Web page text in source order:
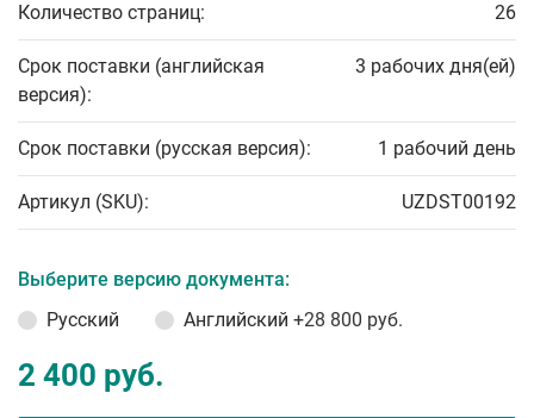
Количество страниц: 26
Срок поставки (английская
версия):
3 рабочих дня(ей)
Срок поставки (русская версия): 1 рабочий день
Артикул (SKU): UZDST00192
Выберите версию документа:
Русский
Английский +28 800 руб.
2 400 руб.